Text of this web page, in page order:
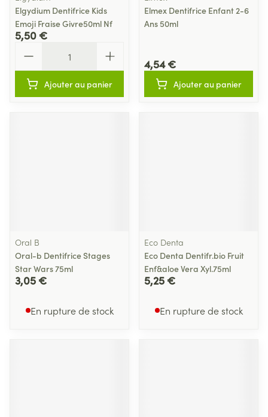
Elgydium Dentifrice Kids
Emoji Fraise Givre50ml Nf
5,50 €
Ajouter au panier
Elmex Dentifrice Enfant 2-6
Ans 50ml
4,54 €
Ajouter au panier
Oral B
Oral-b Dentifrice Stages
Star Wars 75ml
3,05 €
En rupture de stock
Eco Denta
Eco Denta Dentifr.bio Fruit
Enf&aloe Vera Xyl.75ml
5,25 €
En rupture de stock